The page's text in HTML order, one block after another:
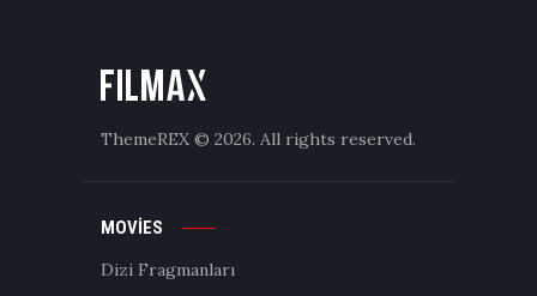
ThemeREX © 2026. All rights reserved.
MOVIES
Dizi Fragmanları